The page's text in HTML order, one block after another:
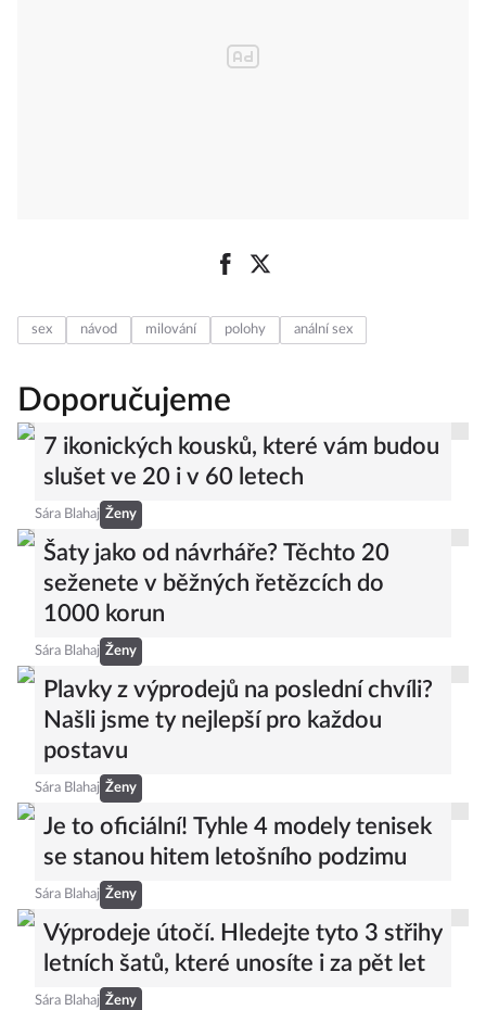
sex návod milování polohy anální sex
Doporučujeme
7 ikonických kousků, které vám budou
slušet ve 20 i v 60 letech
Sára Blahaj Ženy
Šaty jako od návrháře? Těchto 20
seženete v běžných řetězcích do
1000 korun
Sára Blahaj Ženy
Plavky z výprodejů na poslední chvíli?
Našli jsme ty nejlepší pro každou
postavu
Sára Blahaj Ženy
Je to oficiální! Tyhle 4 modely tenisek
se stanou hitem letošního podzimu
Sára Blahaj Ženy
Výprodeje útočí. Hledejte tyto 3 střihy
letních šatů, které unosíte i za pět let
Sára Blahaj Ženy